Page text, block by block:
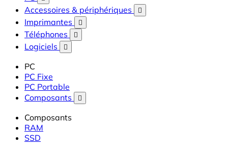
Accessoires & périphériques 
Imprimantes 
Téléphones 
Logiciels 
PC
PC Fixe
PC Portable
Composants

Composants
RAM
SSD